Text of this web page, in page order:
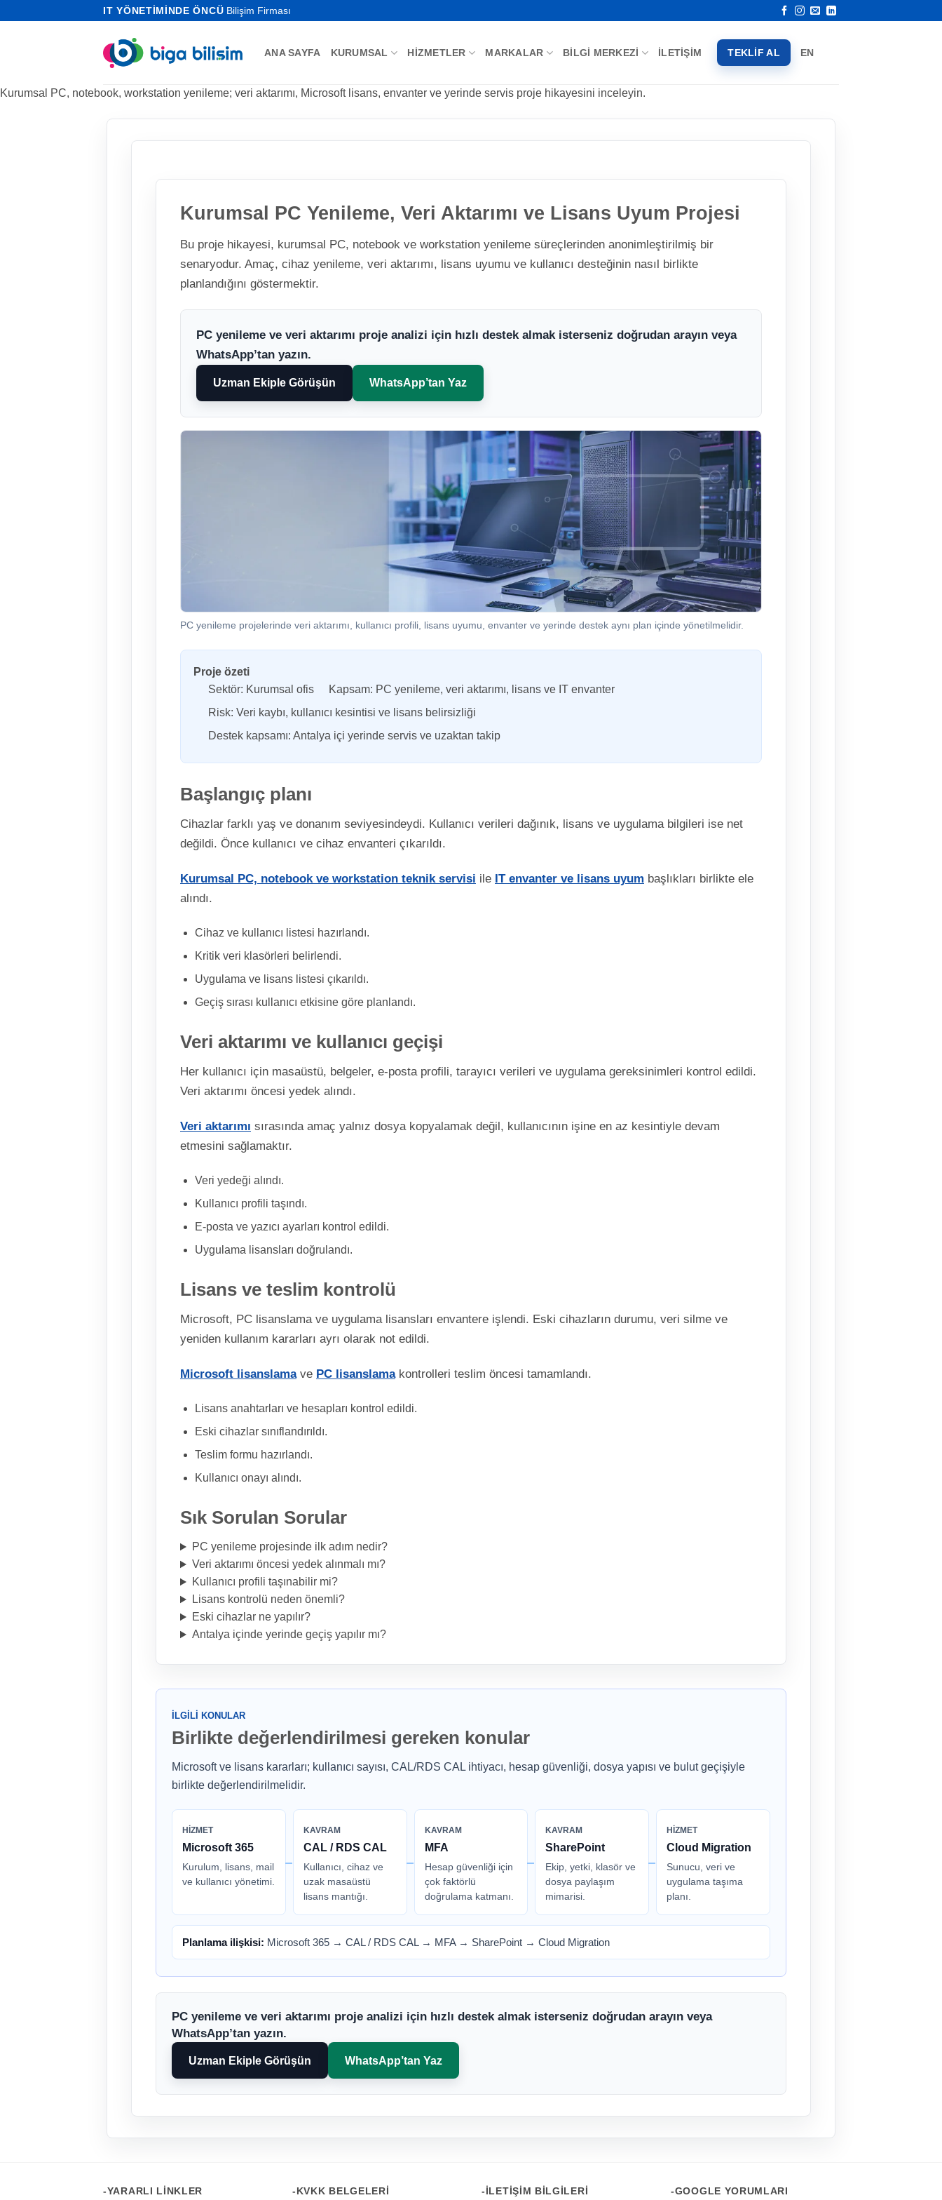
IT YÖNETİMİNDE ÖNCÜ Bilişim Firması
ANA SAYFA KURUMSAL HIZMETLER MARKALAR BILGI MERKEZI İLETIŞIM TEKLIF AL EN
Kurumsal PC, notebook, workstation yenileme; veri aktarımı, Microsoft lisans, envanter ve yerinde servis proje hikayesini inceleyin.
Kurumsal PC Yenileme, Veri Aktarımı ve Lisans Uyum Projesi
Bu proje hikayesi, kurumsal PC, notebook ve workstation yenileme süreçlerinden anonimleştirilmiş bir
senaryodur. Amaç, cihaz yenileme, veri aktarımı, lisans uyumu ve kullanıcı desteğinin nasıl birlikte
planlandığını göstermektir.
PC yenileme ve veri aktarımı proje analizi için hızlı destek almak isterseniz doğrudan arayın veya
WhatsApp’tan yazın.
Uzman Ekiple Görüşün WhatsApp’tan Yaz
PC yenileme projelerinde veri aktarımı, kullanıcı profili, lisans uyumu, envanter ve yerinde destek aynı plan içinde yönetilmelidir.
Proje özeti
Sektör: Kurumsal ofis
Kapsam: PC yenileme, veri aktarımı, lisans ve IT envanter
Risk: Veri kaybı, kullanıcı kesintisi ve lisans belirsizliği
Destek kapsamı: Antalya içi yerinde servis ve uzaktan takip
Başlangıç planı
Cihazlar farklı yaş ve donanım seviyesindeydi. Kullanıcı verileri dağınık, lisans ve uygulama bilgileri ise net
değildi. Önce kullanıcı ve cihaz envanteri çıkarıldı.
Kurumsal PC, notebook ve workstation teknik servisi ile IT envanter ve lisans uyum başlıkları birlikte ele
alındı.
Cihaz ve kullanıcı listesi hazırlandı.
Kritik veri klasörleri belirlendi.
Uygulama ve lisans listesi çıkarıldı.
Geçiş sırası kullanıcı etkisine göre planlandı.
Veri aktarımı ve kullanıcı geçişi
Her kullanıcı için masaüstü, belgeler, e-posta profili, tarayıcı verileri ve uygulama gereksinimleri kontrol edildi.
Veri aktarımı öncesi yedek alındı.
Veri aktarımı sırasında amaç yalnız dosya kopyalamak değil, kullanıcının işine en az kesintiyle devam
etmesini sağlamaktır.
Veri yedeği alındı.
Kullanıcı profili taşındı.
E-posta ve yazıcı ayarları kontrol edildi.
Uygulama lisansları doğrulandı.
Lisans ve teslim kontrolü
Microsoft, PC lisanslama ve uygulama lisansları envantere işlendi. Eski cihazların durumu, veri silme ve
yeniden kullanım kararları ayrı olarak not edildi.
Microsoft lisanslamave PC lisanslamakontrolleri teslim öncesi tamamlandı.
Lisans anahtarları ve hesapları kontrol edildi.
Eski cihazlar sınıflandırıldı.
Teslim formu hazırlandı.
Kullanıcı onayı alındı.
Sık Sorulan Sorular
PC yenileme projesinde ilk adım nedir?
Veri aktarımı öncesi yedek alınmalı mı?
Kullanıcı profili taşınabilir mi?
Lisans kontrolü neden önemli?
Eski cihazlar ne yapılır?
Antalya içinde yerinde geçiş yapılır mı?
İLGILI KONULAR
Birlikte değerlendirilmesi gereken konular
Microsoft ve lisans kararları; kullanıcı sayısı, CAL/RDS CAL ihtiyacı, hesap güvenliği, dosya yapısı ve bulut geçişiyle
birlikte değerlendirilmelidir.
HIZMET
Microsoft 365
Kurulum, lisans, mail
ve kullanıcı yönetimi.
KAVRAM
CAL / RDS CAL
Kullanıcı, cihaz ve
uzak masaüstü
lisans mantığı.
KAVRAM
MFA
Hesap güvenliği için
çok faktörlü
doğrulama katmanı.
KAVRAM
SharePoint
Ekip, yetki, klasör ve
dosya paylaşım
mimarisi.
HIZMET
Cloud Migration
Sunucu, veri ve
uygulama taşıma
planı.
Planlama ilişkisi: Microsoft 365 → CAL / RDS CAL → MFA → SharePoint → Cloud Migration
PC yenileme ve veri aktarımı proje analizi için hızlı destek almak isterseniz doğrudan arayın veya
WhatsApp’tan yazın.
Uzman Ekiple Görüşün WhatsApp’tan Yaz
-YARARLI LINKLER -KVKK BELGELERI -İLETIŞIM BILGILERI -GOOGLE YORUMLARI